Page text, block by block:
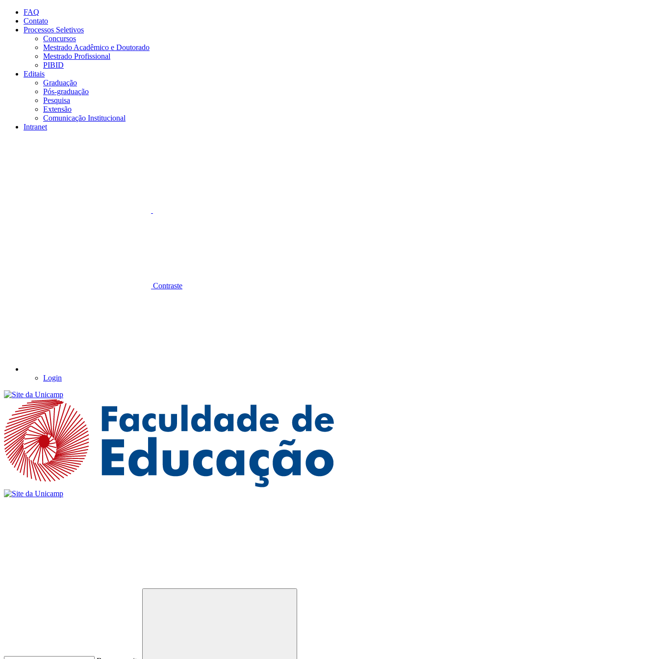
Conteúdo principal
FAQ
Contato
Processos Seletivos
Concursos
Mestrado Acadêmico e Doutorado
Mestrado Profissional
PIBID
Editais
Graduação
Pós-graduação
Pesquisa
Extensão
Comunicação Institucional
Intranet
Contraste
Login